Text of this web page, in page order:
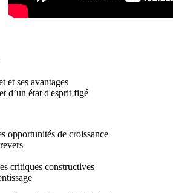
ses avantages
d’un état d'esprit figé
opportunités de croissance
critiques constructives